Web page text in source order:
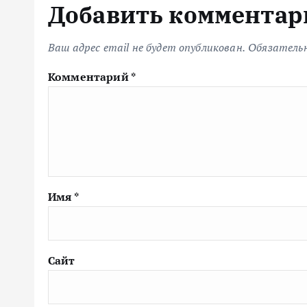
Добавить
Ваш адрес email не будет опубликован.
Комментарий*
Имя *
Сайт